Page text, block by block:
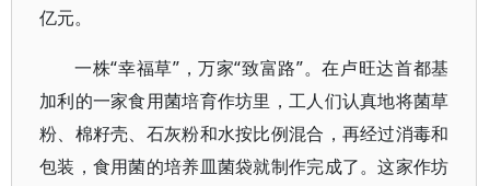
亿元。
一株“幸福草”，万家“致富路”。在卢旺达首都基
加利的一家食用菌培育作坊里，工人们认真地将菌草
粉、棉籽壳、石灰粉和水按比例混合，再经过消毒和
包装，食用菌的培养皿菌袋就制作完成了。这家作坊